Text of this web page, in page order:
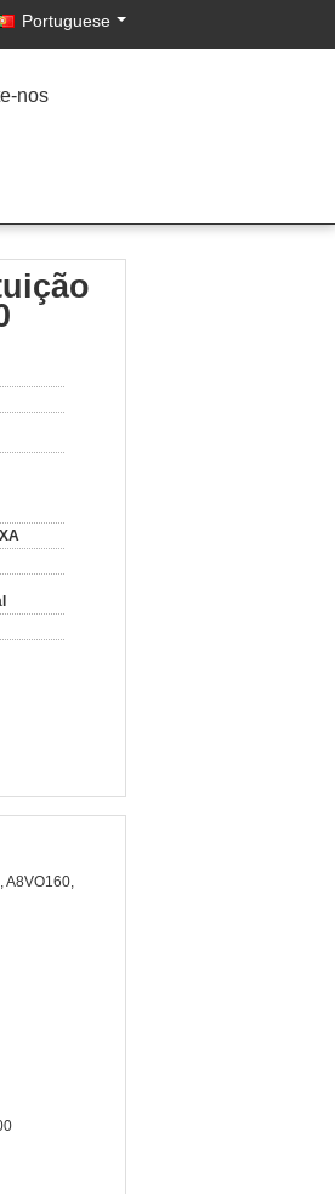
Portuguese
nos
A8VO160,